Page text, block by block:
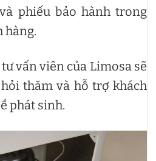
phiếu bảo hành trong
hàng.
tư vấn viên của Limosa sẽ
thăm và hỗ trợ khách
phát sinh.